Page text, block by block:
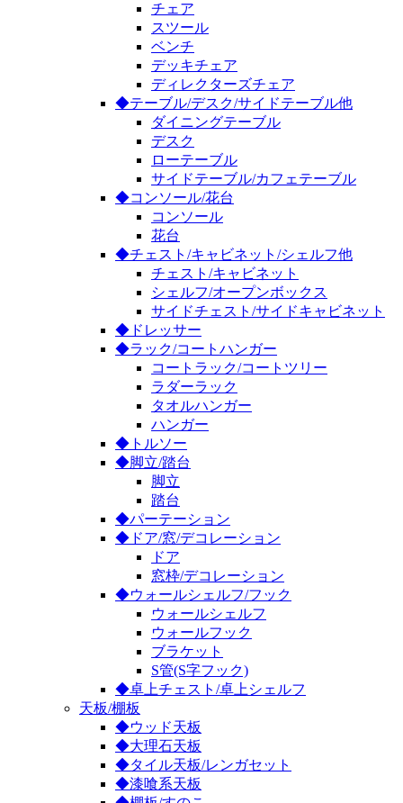
チェア
スツール
ベンチ
デッキチェア
ディレクターズチェア
◆テーブル/デスク/サイドテーブル他
ダイニングテーブル
デスク
ローテーブル
サイドテーブル/カフェテーブル
◆コンソール/花台
コンソール
花台
◆チェスト/キャビネット/シェルフ他
チェスト/キャビネット
シェルフ/オープンボックス
サイドチェスト/サイドキャビネット
◆ドレッサー
◆ラック/コートハンガー
コートラック/コートツリー
ラダーラック
タオルハンガー
ハンガー
◆トルソー
◆脚立/踏台
脚立
踏台
◆パーテーション
◆ドア/窓/デコレーション
ドア
窓枠/デコレーション
◆ウォールシェルフ/フック
ウォールシェルフ
ウォールフック
ブラケット
S管(S字フック)
◆卓上チェスト/卓上シェルフ
天板/棚板
◆ウッド天板
◆大理石天板
◆タイル天板/レンガセット
◆漆喰系天板